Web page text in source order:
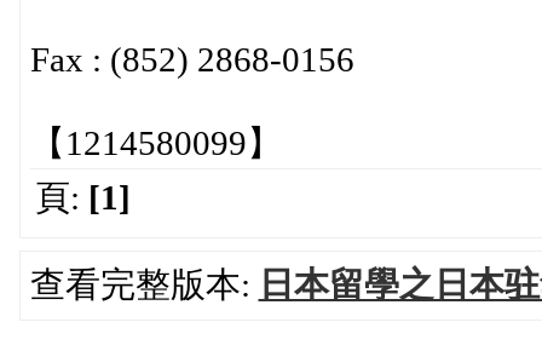
Fax : (852) 2868-0156
【1214580099】
頁: [1]
查看完整版本: 日本留學之日本